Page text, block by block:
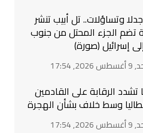
وتساؤلات.. تل أبيب تنشر
تضم الجزء المحتل من جنوب
إسرائيل (صورة)
17:54
تشدد الرقابة على القادمين
وسط خلاف بشأن الهجرة
17:54